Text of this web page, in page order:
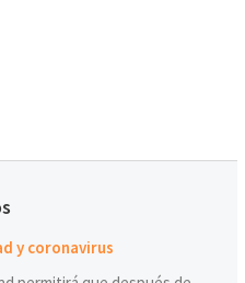
y coronavirus